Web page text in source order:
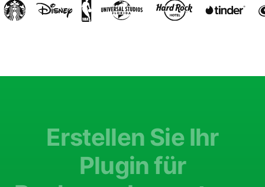
Erstellen Sie Ihr
Plugin für